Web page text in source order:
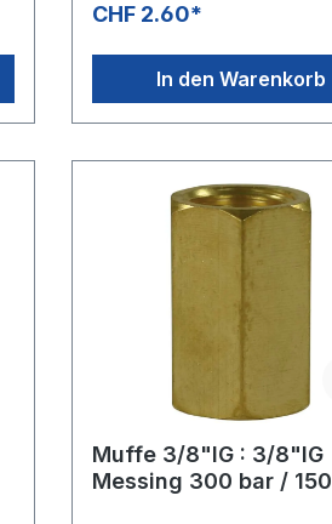
CHF 2.60*
In den Warenkorb
Muffe 3/8"IG : 3/8"IG
Messing 300 bar / 150